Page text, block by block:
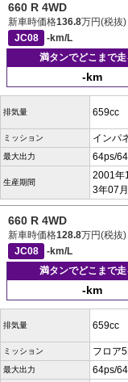
660 R 4WD
新車時価格136.8万円(税抜)
JC08
-km/L
満タンでどこまで走
-km
排気量 659cc
ミッション インパ
最大出力 64ps/
生産期間
2001年
3年07月
660 R 4WD
新車時価格128.8万円(税抜)
JC08
-km/L
満タンでどこまで走
-km
排気量 659cc
ミッション フロア
最大出力 64ps/